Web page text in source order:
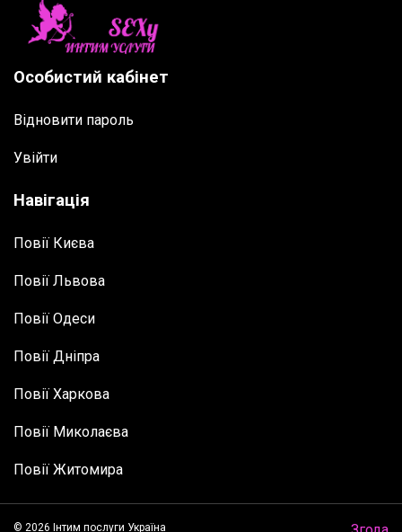
Особистий кабінет
Відновити пароль
Увійти
Навігація
Повії Києва
Повії Львова
Повії Одеси
Повії Дніпра
Повії Харкова
Повії Миколаєва
Повії Житомира
© 2026 Інтим послуги Україна